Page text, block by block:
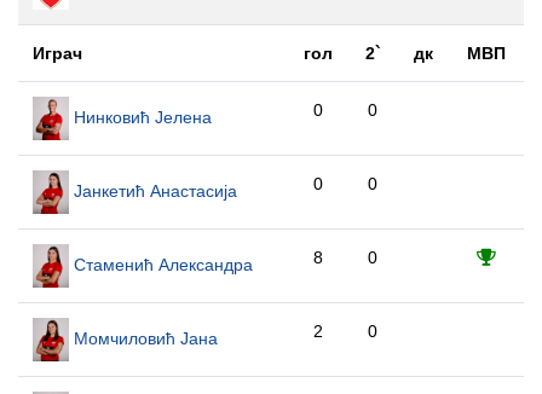
Играч гол 2` дк МВП
Нинковић Јелена 0 0
Јанкетић Анастасија 0 0
Стаменић Александра 8 0
Момчиловић Јана 2 0